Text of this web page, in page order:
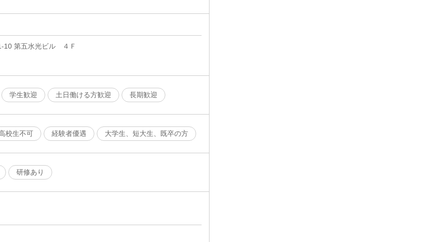
10 第五水光ビル ４Ｆ
学生歓迎 土日働ける方歓迎 長期歓迎
校生不可 経験者優遇 大学生、短大生、既卒の方
研修あり